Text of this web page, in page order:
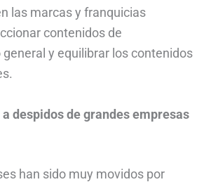
las marcas y franquicias
contenidos de
y equilibrar los contenidos
despidos de grandes empresas
han sido muy movidos por